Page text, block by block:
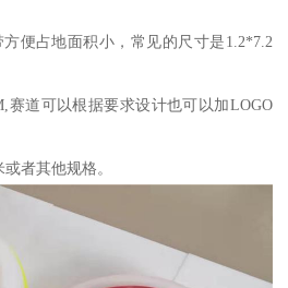
便占地面积小，常见的尺寸是1.2*7.2
赛道可以根据要求设计也可以加LOGO
者其他规格。